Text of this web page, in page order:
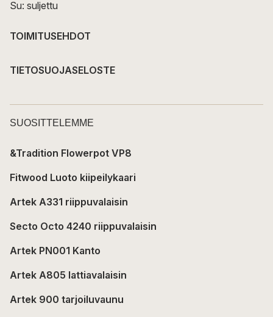
Su: suljettu
TOIMITUSEHDOT
TIETOSUOJASELOSTE
SUOSITTELEMME
&Tradition Flowerpot VP8
Fitwood Luoto kiipeilykaari
Artek A331 riippuvalaisin
Secto Octo 4240 riippuvalaisin
Artek PN001 Kanto
Artek A805 lattiavalaisin
Artek 900 tarjoiluvaunu